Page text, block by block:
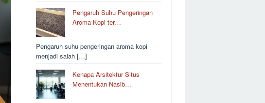
Pengaruh Suhu Pengeringan
Aroma Kopi ter…
Pengaruh suhu pengeringan aroma kopi
menjadi salah […]
Kenapa Arsitektur Situs
Menentukan Nasib…